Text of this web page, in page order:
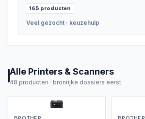
165 producten
Veel gezocht · keuzehulp
Alle Printers & Scanners
48 producten · bronrijke dossiers eerst